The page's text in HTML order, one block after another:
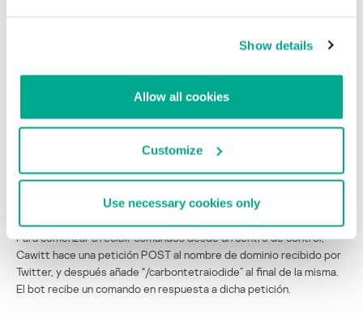
Show details
Allow all cookies
Customize
Use necessary cookies only
Ejemplos de tweets del centro de comando
Para comenzar a recibir comandos desde un centro de control,
Cawitt hace una petición POST al nombre de dominio recibido por
Twitter, y después añade “/carbontetraiodide” al final de la misma.
El bot recibe un comando en respuesta a dicha petición.